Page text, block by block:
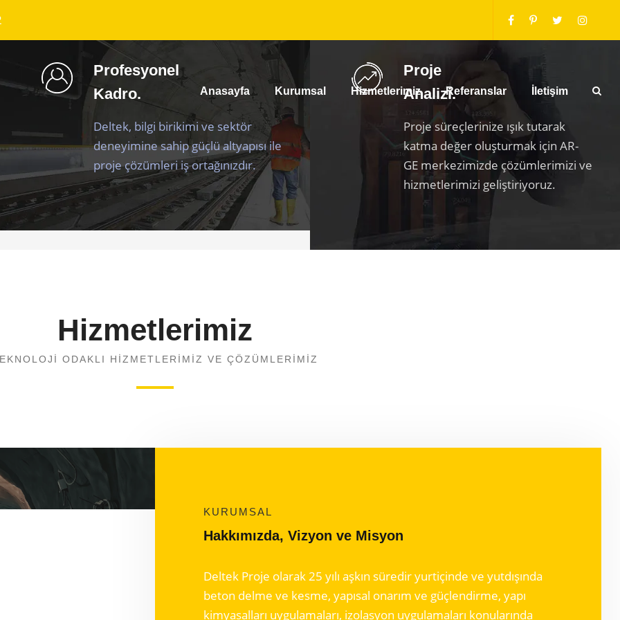
Anasayfa Kurumsal Hizmetlerimiz Referanslar İletişim
Profesyonel
Kadro.
Deltek, bilgi birikimi ve sektör
deneyimine sahip güçlü altyapısı ile
proje çözümleri iş ortağınızdır.
Proje
Analizi.
Proje süreçlerinize ışık tutarak
katma değer oluşturmak için AR-
GE merkezimizde çözümlerimizi ve
hizmetlerimizi geliştiriyoruz.
Hizmetlerimiz
ODAKLI HIZMETLERIMIZ VE ÇÖZÜMLERIMIZ
KURUMSAL
Hakkımızda, Vizyon ve Misyon
Deltek Proje olarak 25 yılı aşkın süredir yurtiçinde ve yutdışında
beton delme ve kesme, yapısal onarım ve güçlendirme, yapı
kimyasalları uygulamaları, izolasyon uygulamaları konularında